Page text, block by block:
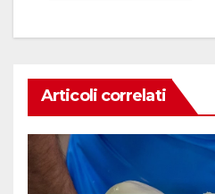
Articoli correlati